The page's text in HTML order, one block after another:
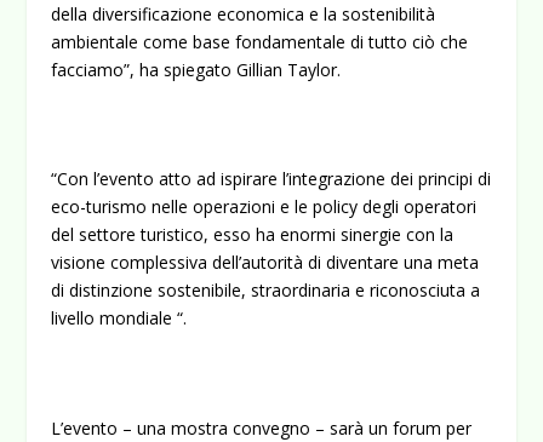
della diversificazione economica e la sostenibilità
ambientale come base fondamentale di tutto ciò che
facciamo”, ha spiegato Gillian Taylor.
“Con l’evento atto ad ispirare l’integrazione dei principi di
eco-turismo nelle operazioni e le policy degli operatori
del settore turistico, esso ha enormi sinergie con la
visione complessiva dell’autorità di diventare una meta
di distinzione sostenibile, straordinaria e riconosciuta a
livello mondiale “.
L’evento – una mostra convegno – sarà un forum per